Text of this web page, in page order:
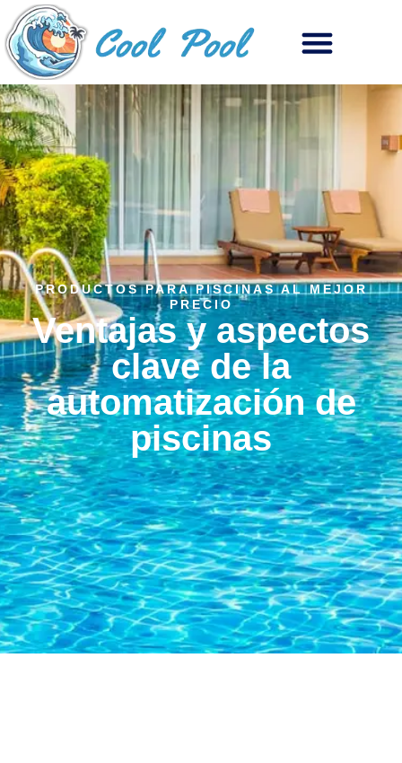
PRODUCTOS PARA PISCINAS AL MEJOR
PRECIO
Ventajas y aspectos
clave de la
automatización de
piscinas